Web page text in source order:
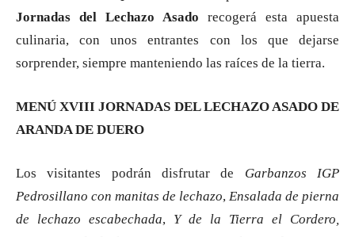
Jornadas del Lechazo Asado recogerá esta apuesta
culinaria, con unos entrantes con los que dejarse
sorprender, siempre manteniendo las raíces de la tierra.
MENÚ XVIII JORNADAS DEL LECHAZO ASADO DE
ARANDA DE DUERO
Los visitantes podrán disfrutar de Garbanzos IGP
Pedrosillano con manitas de lechazo, Ensalada de pierna
de lechazo escabechada, Y de la Tierra el Cordero,